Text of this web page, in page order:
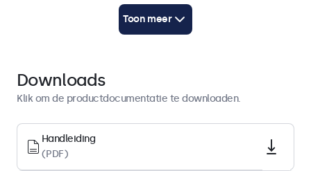
Beeldverhouding
Native resolutie
1280 x 1024
Toon meer
Downloads
Klik om de productdocumentatie te downloaden.
Handleiding
(PDF)